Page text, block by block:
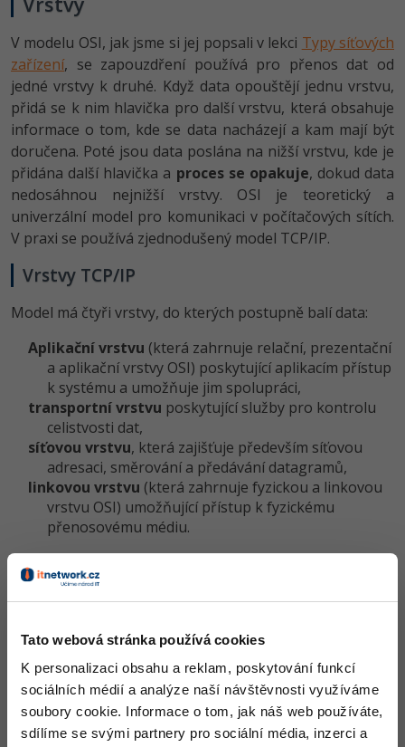
Tato webová stránka používá cookies
K personalizaci obsahu a reklam, poskytování funkcí
sociálních médií a analýze naší návštěvnosti využíváme
soubory cookie. Informace o tom, jak náš web používáte,
sdílíme se svými partnery pro sociální média, inzerci a
V modelu OSI, jak jsme si jej popsali v lekci Typy síťových
zařízení, se zapouzdření používá pro přenos dat od
jedné vrstvy k druhé. Když data opouštějí jednu vrstvu,
přidá se k nim hlavička pro další vrstvu, která obsahuje
informace o tom, kde se data nacházejí a kam mají být
doručena. Poté jsou data poslána na nižší vrstvu, kde je
přidána další hlavička a proces se opakuje, dokud data
nedosáhnou nejnižší vrstvy. OSI je teoretický a
univerzální model pro komunikaci v počítačových sítích.
V praxi se používá zjednodušený model TCP/IP.
Vrstvy TCP/IP
Model má čtyři vrstvy, do kterých postupně balí data:
Aplikační vrstvu (která zahrnuje relační, prezentační
a aplikační vrstvy OSI) poskytující aplikacím přístup
k systému a umožňuje jim spolupráci,
transportní vrstvu poskytující služby pro kontrolu
celistvosti dat,
síťovou vrstvu, která zajišťuje především síťovou
adresaci, směrování a předávání datagramů,
linkovou vrstvu (která zahrnuje fyzickou a linkovou
vrstvu OSI) umožňující přístup k fyzickému
přenosovému médiu.
Až pak se výsledný paket vydá na cestu internetem po
drátě, optickém vláknu nebo vzduchem, aby zakotvil v
cílovém počítači. Tam celý proces proběhne v
potřebné pakety, na kamarádově monitoru se objeví
odeslaná čivava vcelku a bez chybějících dat.
Zapouzdření dat